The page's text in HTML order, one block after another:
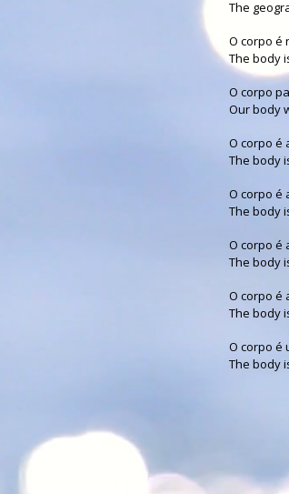
The
O corpo é
The body
O corpo
Our body
O corpo é
The body
O corpo é
The body
O corpo é
The body
O corpo é
The body
O corpo é
The body